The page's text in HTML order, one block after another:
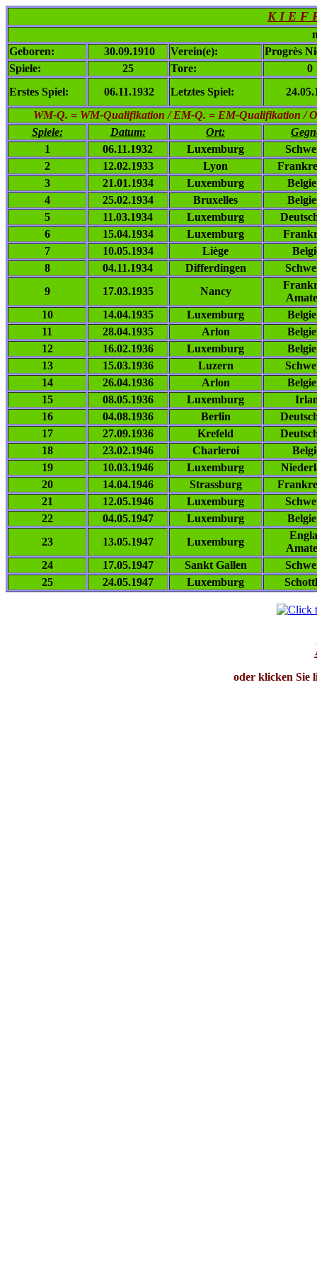
K I E F
Geboren:
30.09.1910 Verein(e):
Progrès
Spiele:
25 Tore:
0
Erstes Spiel:
06.11.1932 Letztes Spiel:
WM-Q. = WM-Qualifikation / EM-Q. = EM-Qualifikation /
Spiele:
Datum: Ort:
1
06.11.1932 Luxemburg
2
12.02.1933 Lyon
3
21.01.1934 Luxemburg
4
25.02.1934 Bruxelles
5
11.03.1934 Luxemburg
6
15.04.1934 Luxemburg
7
10.05.1934 Liège
8
04.11.1934 Differdingen
9
17.03.1935 Nancy
10
14.04.1935 Luxemburg
11
28.04.1935 Arlon
12
16.02.1936 Luxemburg
13
15.03.1936 Luzern
14
26.04.1936 Arlon
15
08.05.1936 Luxemburg
16
04.08.1936 Berlin
17
27.09.1936 Krefeld
18
23.02.1946 Charleroi
19
10.03.1946 Luxemburg
20
14.04.1946 Strassburg
21
12.05.1946 Luxemburg
22
04.05.1947 Luxemburg
23
13.05.1947 Luxemburg
24
17.05.1947 Sankt Gallen
25
24.05.1947 Luxemburg
oder klicken Sie